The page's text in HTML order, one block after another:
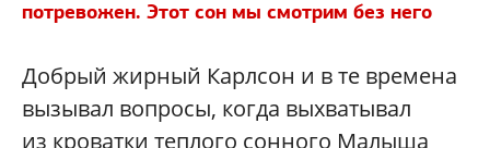
потревожен. Этот сон мы смотрим без него
Добрый жирный Карлсон и в те времена
вызывал вопросы, когда выхватывал
из кроватки теплого сонного Малыша